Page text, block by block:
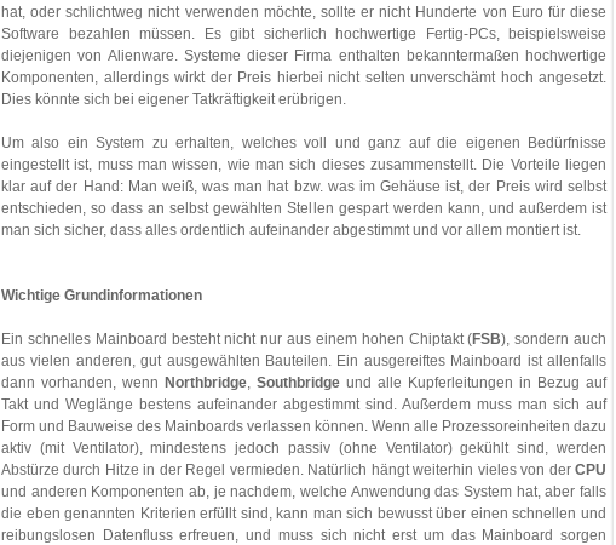
hat, oder schlichtweg nicht verwenden möchte, sollte er nicht Hunderte von Euro für diese
Software bezahlen müssen. Es gibt sicherlich hochwertige Fertig-PCs, beispielsweise
diejenigen von Alienware. Systeme dieser Firma enthalten bekanntermaßen hochwertige
Komponenten, allerdings wirkt der Preis hierbei nicht selten unverschämt hoch angesetzt.
Dies könnte sich bei eigener Tatkräftigkeit erübrigen.
Um also ein System zu erhalten, welches voll und ganz auf die eigenen Bedürfnisse
eingestellt ist, muss man wissen, wie man sich dieses zusammenstellt. Die Vorteile liegen
klar auf der Hand: Man weiß, was man hat bzw. was im Gehäuse ist, der Preis wird selbst
entschieden, so dass an selbst gewählten Stellen gespart werden kann, und außerdem ist
man sich sicher, dass alles ordentlich aufeinander abgestimmt und vor allem montiert ist.
Wichtige Grundinformationen
Ein schnelles Mainboard besteht nicht nur aus einem hohen Chiptakt (FSB), sondern auch
aus vielen anderen, gut ausgewählten Bauteilen. Ein ausgereiftes Mainboard ist allenfalls
dann vorhanden, wenn Northbridge, Southbridge und alle Kupferleitungen in Bezug auf
Takt und Weglänge bestens aufeinander abgestimmt sind. Außerdem muss man sich auf
Form und Bauweise des Mainboards verlassen können. Wenn alle Prozessoreinheiten dazu
aktiv (mit Ventilator), mindestens jedoch passiv (ohne Ventilator) gekühlt sind, werden
Abstürze durch Hitze in der Regel vermieden. Natürlich hängt weiterhin vieles von der CPU
und anderen Komponenten ab, je nachdem, welche Anwendung das System hat, aber falls
die eben genannten Kriterien erfüllt sind, kann man sich bewusst über einen schnellen und
reibungslosen Datenfluss erfreuen, und muss sich nicht erst um das Mainboard sorgen